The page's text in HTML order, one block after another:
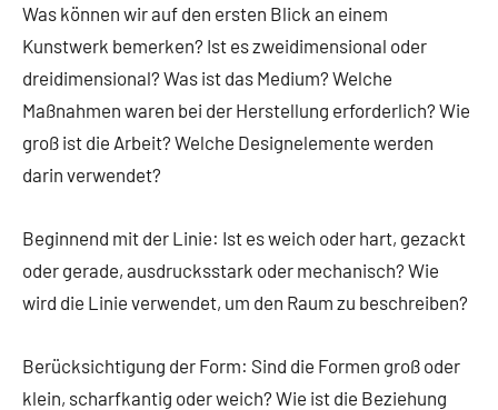
Was können wir auf den ersten Blick an einem
Kunstwerk bemerken? Ist es zweidimensional oder
dreidimensional? Was ist das Medium? Welche
Maßnahmen waren bei der Herstellung erforderlich? Wie
groß ist die Arbeit? Welche Designelemente werden
darin verwendet?
Beginnend mit der Linie: Ist es weich oder hart, gezackt
oder gerade, ausdrucksstark oder mechanisch? Wie
wird die Linie verwendet, um den Raum zu beschreiben?
Berücksichtigung der Form: Sind die Formen groß oder
klein, scharfkantig oder weich? Wie ist die Beziehung